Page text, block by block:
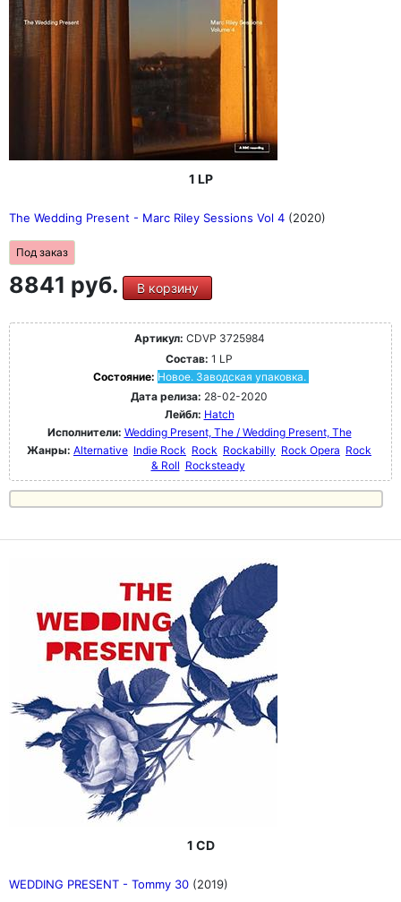
1 LP
The Wedding Present - Marc Riley Sessions Vol 4 (2020)
Под заказ
8841 руб. В корзину
Артикул: CDVP 3725984
Состав: 1 LP
Состояние: Новое. Заводская упаковка.
Дата релиза: 28-02-2020
Лейбл: Hatch
Исполнители: Wedding Present, The / Wedding Present, The
Жанры: Alternative Indie Rock Rock Rockabilly Rock Opera Rock
& Roll Rocksteady
1 CD
WEDDING PRESENT - Tommy 30 (2019)